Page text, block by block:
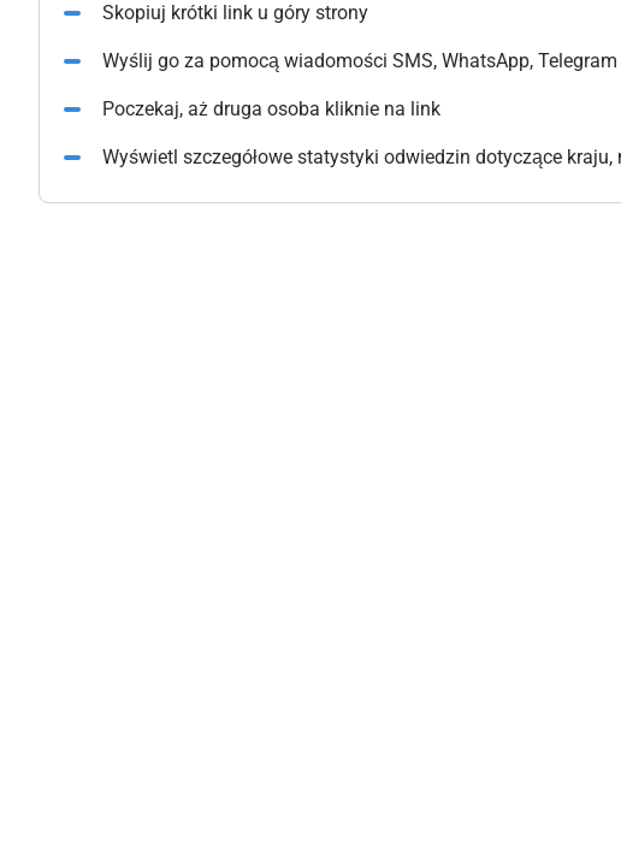
Skopiuj krótki link u góry strony
Wyślij go za pomocą wiadomości SMS, WhatsApp,
Poczekaj, aż druga osoba kliknie na link
Wyświetl szczegółowe statystyki odwiedzin dotyczące